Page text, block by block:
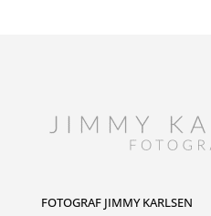
FOTOGRAF JIMMY KARLSEN